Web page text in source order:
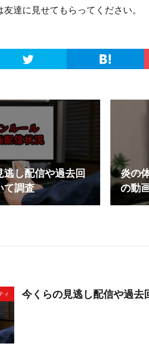
達に見せてもらってください。
し配信や過去回
て調査
炎の
の動
ィ 今くらの見逃し配信や過去